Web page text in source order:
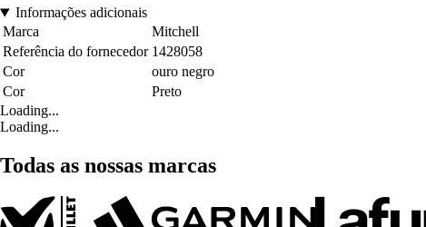
Informações adicionais
Marca
Mitchell
Referência do fornecedor 1428058
Cor
ouro negro
Cor
Preto
Loading...
Loading...
Todas as nossas marcas